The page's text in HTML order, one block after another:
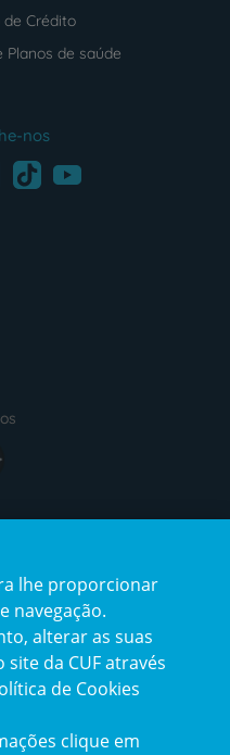
Crédito
Planos de saúde
nos
TikTokYoutube
lhe proporcionar
navegação.
alterar as suas
da CUF através
de Cookies
clique em